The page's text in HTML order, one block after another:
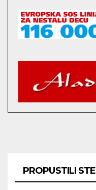
PROPUSTILI STE